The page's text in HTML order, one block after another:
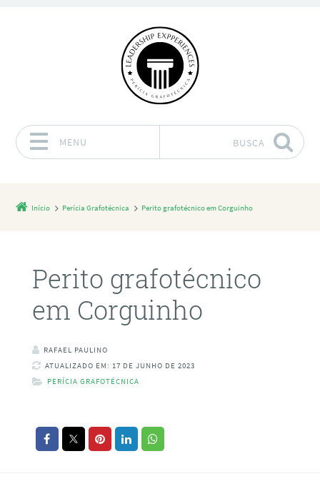
MENU BUSCA
Início Perícia Grafotécnica Perito grafotécnico em Corguinho
Perito grafotécnico
em Corguinho
RAFAEL PAULINO
ATUALIZADO EM: 17 DE JUNHO DE 2023
PERÍCIA GRAFOTÉCNICA